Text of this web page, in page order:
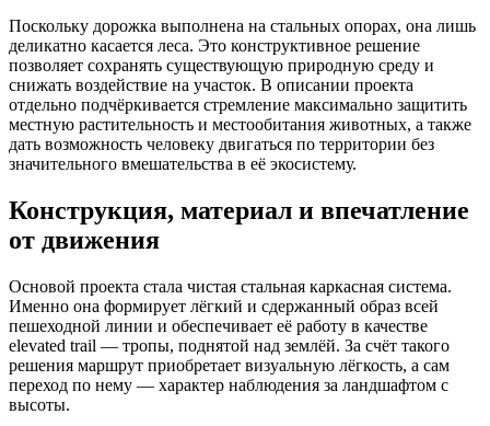
Поскольку дорожка выполнена на стальных опорах, она лишь
деликатно касается леса. Это конструктивное решение
позволяет сохранять существующую природную среду и
снижать воздействие на участок. В описании проекта
отдельно подчёркивается стремление максимально защитить
местную растительность и местообитания животных, а также
дать возможность человеку двигаться по территории без
значительного вмешательства в её экосистему.
Конструкция, материал и впечатление
от движения
Основой проекта стала чистая стальная каркасная система.
Именно она формирует лёгкий и сдержанный образ всей
пешеходной линии и обеспечивает её работу в качестве
elevated trail — тропы, поднятой над землёй. За счёт такого
решения маршрут приобретает визуальную лёгкость, а сам
переход по нему — характер наблюдения за ландшафтом с
высоты.